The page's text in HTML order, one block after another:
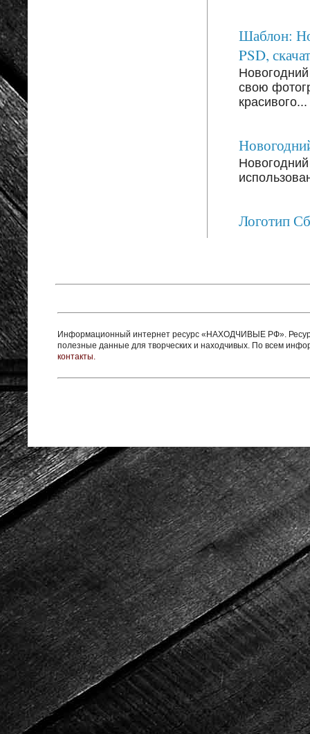
Шаблон:
PSD,
свою
красивого...
Логотип
Информационный интернет ресурс «НАХОДЧИВЫЕ РФ».
полезные данные для творческих и находчивых. По всем
контакты.